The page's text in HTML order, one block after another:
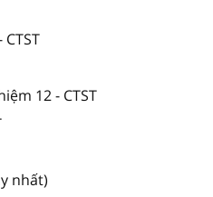
12 - CTST
nhất)